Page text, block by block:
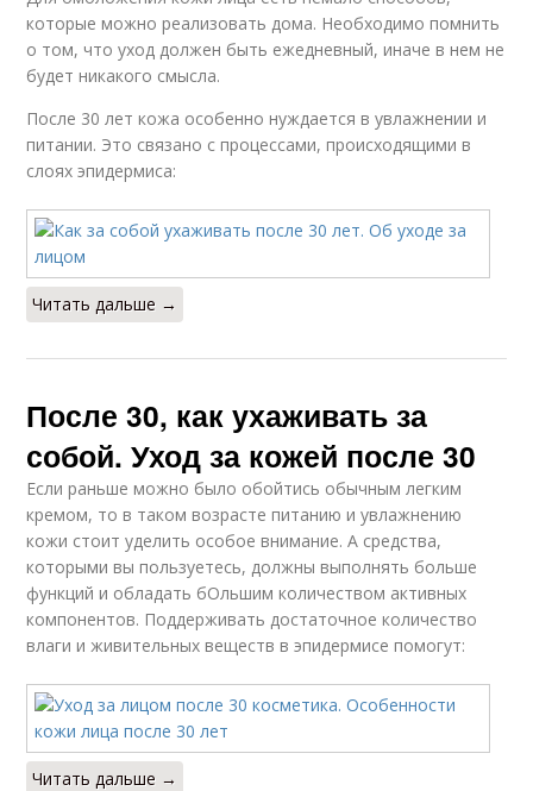
которые можно реализовать дома. Необходимо помнить
о том, что уход должен быть ежедневный, иначе в нем не
будет никакого смысла.
После 30 лет кожа особенно нуждается в увлажнении и
питании. Это связано с процессами, происходящими в
слоях эпидермиса:
Читать дальше →
После 30, как ухаживать за
собой. Уход за кожей после 30
Если раньше можно было обойтись обычным легким
кремом, то в таком возрасте питанию и увлажнению
кожи стоит уделить особое внимание. А средства,
которыми вы пользуетесь, должны выполнять больше
функций и обладать бОльшим количеством активных
компонентов. Поддерживать достаточное количество
влаги и живительных веществ в эпидермисе помогут:
Читать дальше →